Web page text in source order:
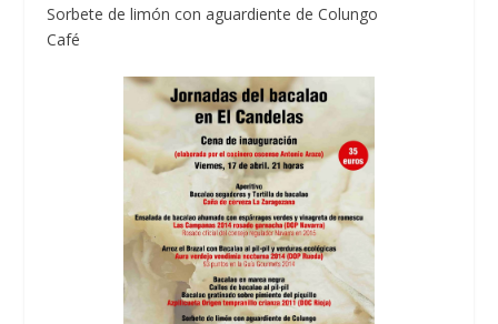
Sorbete de limón con aguardiente de Colungo
Café